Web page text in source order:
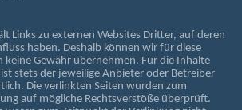
Links zu externen Websites Dritter, auf deren
haben. Deshalb können wir für diese
keine Gewähr übernehmen. Für die Inhalte
stets der jeweilige Anbieter oder Betreiber
Die verlinkten Seiten wurden zum
auf mögliche Rechtsverstöße überprüft.